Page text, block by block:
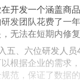
开发一个涵盖商
发团队花费了一
无法在短期内修复
五、六位研发人
根据企业的需求
范，保证了数据的